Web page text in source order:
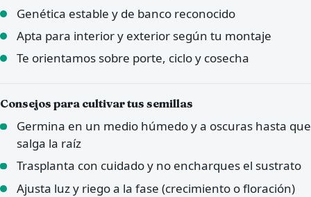
Genética estable y de banco reconocido
Apta para interior y exterior según tu montaje
Te orientamos sobre porte, ciclo y cosecha
Consejos para cultivar tus semillas
Germina en un medio húmedo y a oscuras hasta que
salga la raíz
Trasplanta con cuidado y no encharques el sustrato
Ajusta luz y riego a la fase (crecimiento o floración)